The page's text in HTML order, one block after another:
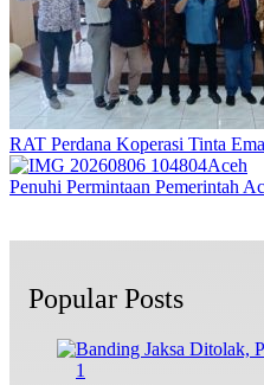
RAT Perdana Koperasi Tinta
Aceh
Penuhi Permintaan Pemerintah
Popular Posts
1